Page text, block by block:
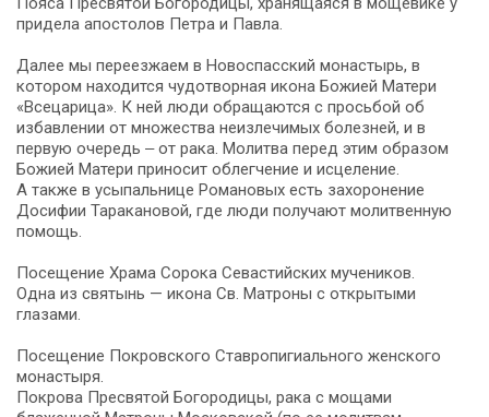
придела апостолов Петра и Павла.
Далее мы переезжаем в Новоспасский монастырь, в
котором находится чудотворная икона Божией Матери
«Всецарица». К ней люди обращаются с просьбой об
избавлении от множества неизлечимых болезней, и в
первую очередь ‒ от рака. Молитва перед этим образом
Божией Матери приносит облегчение и исцеление.
А также в усыпальнице Романовых есть захоронение
Досифии Таракановой, где люди получают молитвенную
помощь.
Посещение Храма Сорока Севастийских мучеников.
Одна из святынь — икона Св. Матроны с открытыми
глазами.
Посещение Покровского Ставропигиального женского
монастыря.
Покрова Пресвятой Богородицы, рака с мощами